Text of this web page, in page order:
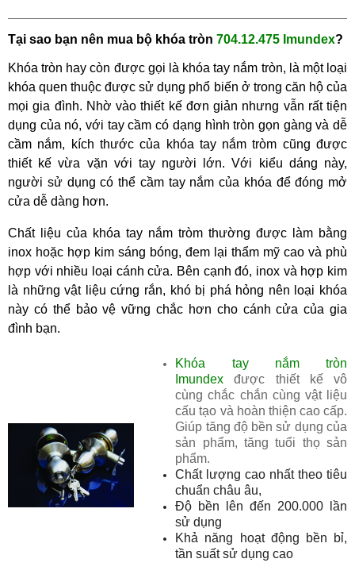
Tại sao bạn nên mua bộ khóa tròn 704.12.475 Imundex?
Khóa tròn hay còn được gọi là khóa tay nắm tròn, là một loại
khóa quen thuộc được sử dụng phổ biến ở trong căn hộ của
mọi gia đình. Nhờ vào thiết kế đơn giản nhưng vẫn rất tiện
dụng của nó, với tay cầm có dạng hình tròn gọn gàng và dễ
cầm nắm, kích thước của khóa tay nắm tròm cũng được
thiết kế vừa vặn với tay người lớn. Với kiểu dáng này,
người sử dụng có thể cầm tay nắm của khóa để đóng mở
cửa dễ dàng hơn.
Chất liệu của khóa tay nắm tròm thường được làm bằng
inox hoặc hợp kim sáng bóng, đem lại thẩm mỹ cao và phù
hợp với nhiều loại cánh cửa. Bên cạnh đó, inox và hợp kim
là những vật liệu cứng rắn, khó bị phá hỏng nên loại khóa
này có thể bảo vệ vững chắc hơn cho cánh cửa của gia
đình bạn.
Khóa tay nắm tròn
Imundex được thiết kế vô
cùng chắc chắn cùng vật liệu
cấu tạo và hoàn thiện cao cấp.
Giúp tăng độ bền sử dụng của
sản phẩm, tăng tuổi thọ sản
phẩm.
Chất lượng cao nhất theo tiêu
chuẩn châu âu,
Độ bền lên đến 200.000 lần
sử dụng
Khả năng hoạt động bền bỉ,
tần suất sử dụng cao